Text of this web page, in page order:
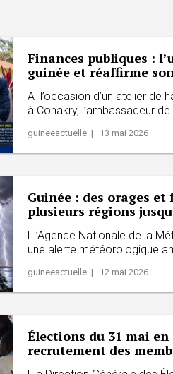
Finances publiques :
guinée et réaffirme
A l’occasion d’un atelier de
à Conakry, l’ambassadeur de
guineeactuelle | 13 mai 2026
Guinée : des orages
plusieurs régions
L ’Agence Nationale de la
une alerte météorologique
guineeactuelle | 12 mai 2026
Élections du 31 mai
recrutement des